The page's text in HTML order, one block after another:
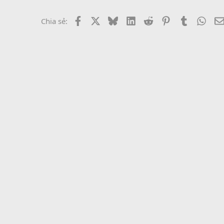
Chia sẻ: Facebook BlueskyLinkedIn
Reddit PinterestTumblr